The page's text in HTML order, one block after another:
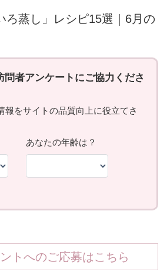
蒸し」レシピ15選｜6月の
トへのご応募はこちら